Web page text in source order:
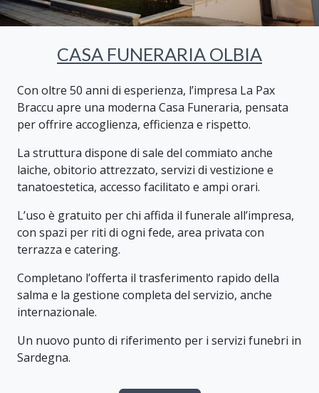
CASA FUNERARIA OLBIA
Con oltre 50 anni di esperienza, l’impresa La Pax
Braccu apre una moderna Casa Funeraria, pensata
per offrire accoglienza, efficienza e rispetto.
La struttura dispone di sale del commiato anche
laiche, obitorio attrezzato, servizi di vestizione e
tanatoestetica, accesso facilitato e ampi orari.
L’uso è gratuito per chi affida il funerale all’impresa,
con spazi per riti di ogni fede, area privata con
terrazza e catering.
Completano l’offerta il trasferimento rapido della
salma e la gestione completa del servizio, anche
internazionale.
Un nuovo punto di riferimento per i servizi funebri in
Sardegna.